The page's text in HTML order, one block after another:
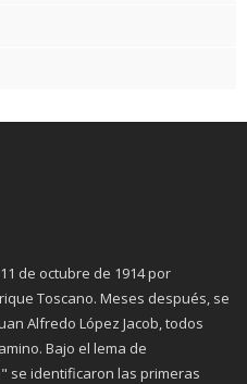
de octubre de 1914 por
Toscano. Meses después, se
Alfredo López Jacob, todos
Bajo el lema de
se identificaron las primeras